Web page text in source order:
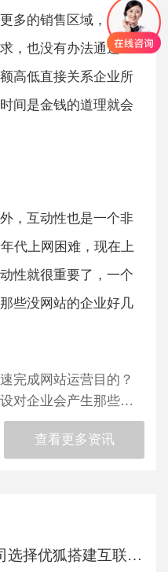
多的销售区域，失去
，也没有办法通过互
高低直接关系企业所
间是金钱的道理就会
，互动性也是一个非
代上网困难，现在上
性就很重要了，一个
些没网站的企业好几
完成网站运营目的？
业会产生那些好处呢？
查看更多资讯
择优狐搭建互联网...